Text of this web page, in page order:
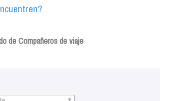
de Compañeros de viaje